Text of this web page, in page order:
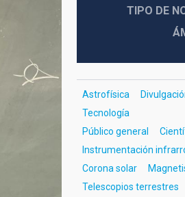
TIPO DE
Astrofísica
Tecnología
Público general
Instrumentación
Corona solar
Telescopios terrestres